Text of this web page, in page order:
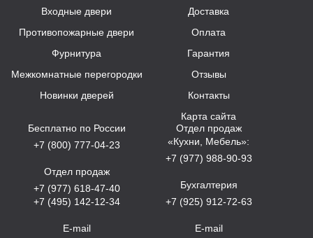
Входные двери
Противопожарные двери
Фурнитура
Межкомнатные перегородки
Новинки дверей
Доставка
Оплата
Гарантия
Отзывы
Контакты
Карта сайта
Бесплатно по России
+7 (800) 777-04-23
Отдел продаж
+7 (977) 618-47-40
+7 (495) 142-12-34
E-mail
Отдел продаж
«Кухни, Мебель»:
+7 (977) 988-90-93
Бухгалтерия
+7 (925) 912-72-63
E-mail